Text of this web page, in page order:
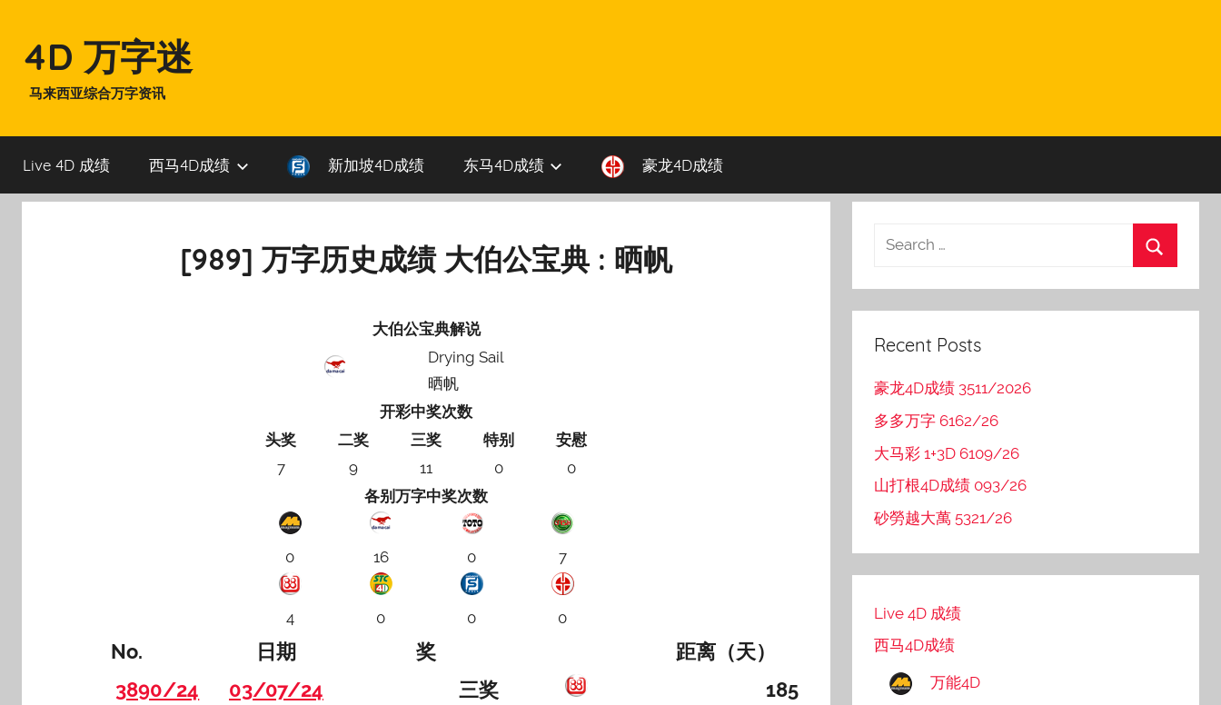
content4D 万字迷
马来西亚综合万字资讯
Live 4D 成绩 西马4D成绩 新加坡4D成绩 东马4D成绩 豪龙4D成绩
[989] 万字历史成绩 大伯公宝典 : 晒帆
大伯公宝典解说
Drying Sail
晒帆
开彩中奖次数
头奖
二奖 三奖 特别
安慰
7
9 11 0
0
各别万字中奖次数
0 16 0 7
4 0 0 0
No. 日期 奖
距离（天）
3890/24
03/07/24 三奖
185
Recent Posts
豪龙4D成绩 3511/2026
多多万字 6162/26
大马彩 1+3D 6109/26
山打根4D成绩 093/26
砂勞越大萬 5321/26
Live 4D 成绩
西马4D成绩
万能4D